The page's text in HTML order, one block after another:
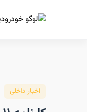
اخبار داخلی